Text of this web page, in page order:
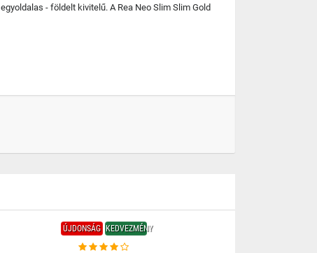
- földelt kivitelű. A Rea Neo Slim Slim Gold
ÚJDONSÁG KEDVEZMÉNY